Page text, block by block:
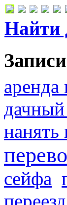
Найти
аренда
дачный
нанять
сейфа